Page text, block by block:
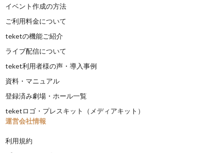
イベント作成の方法
ご利用料金について
teketの機能ご紹介
ライブ配信について
teket利用者様の声・導入事例
資料・マニュアル
登録済み劇場・ホール一覧
teketロゴ・プレスキット（メディアキット）
運営会社情報
利用規約